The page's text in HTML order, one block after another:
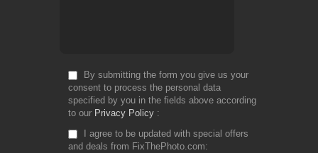
By submitting the form you give us your
consent to process the personal data
specified by you in the fields above according
to our Privacy Policy
I agree to be updated with special offers
and deals from FixThePhoto.com